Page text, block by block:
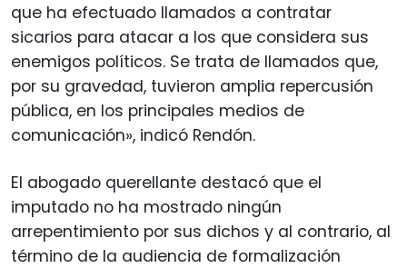
que ha efectuado llamados a contratar
sicarios para atacar a los que considera sus
enemigos políticos. Se trata de llamados que,
por su gravedad, tuvieron amplia repercusión
pública, en los principales medios de
comunicación», indicó Rendón.
El abogado querellante destacó que el
imputado no ha mostrado ningún
arrepentimiento por sus dichos y al contrario, al
término de la audiencia de formalización